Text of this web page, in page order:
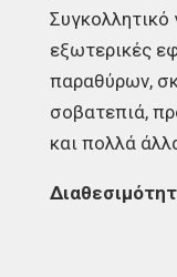
Συγκολλητικό
εξωτερικές
παραθύρων,
σοβατεπιά,
και πολλά